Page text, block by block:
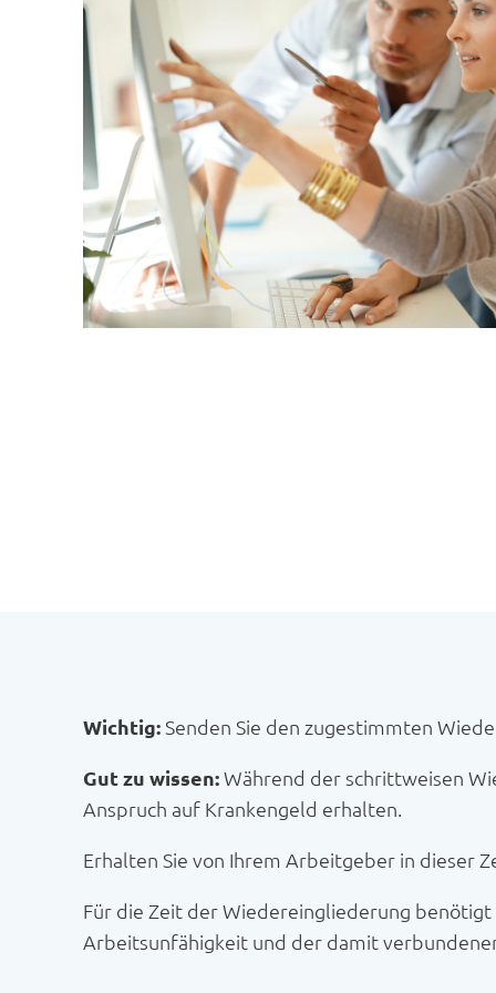
Wichtig:Senden Sie den zugestimmten
Gut zu wissen:Während der schrittweisen
Anspruch auf Krankengeld erhalten.
Erhalten Sie von Ihrem Arbeitgeber in dieser
Für die Zeit der Wiedereingliederung
Arbeitsunfähigkeit und der damit